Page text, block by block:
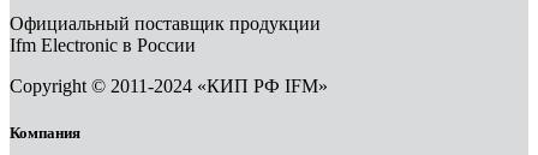
Официальный поставщик продукции
Ifm Electronic в России
Copyright © 2011-2024 «КИП РФ IFM»
Компания